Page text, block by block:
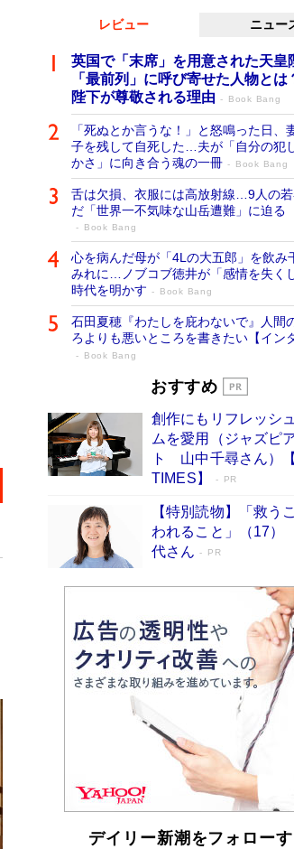
レビュー ニュー
英国で「末席」を用意された天皇
「最前列」に呼び寄せた人物と
陛下が尊敬される理由
Book Bang
「死ぬとか言うな！」と怒鳴った日、
子を残して自死した…夫が「自分の犯
かさ」に向き合う魂の一冊
Book Bang
舌は欠損、衣服には高放射線…9人の
だ「世界一不気味な山岳遭難」に迫る
Book Bang
心を病んだ母が「4Lの大五郎」を飲み
みれに…ノブコブ徳井が「感情を失く
時代を明かす
Book Bang
石田夏穂『わたしを庇わないで』人間
ろよりも悪いところを書きたい【イン
Book Bang
73歳でも働くしかない 「老後レ
「なんで？ そんな馬鹿な……」90歳に
家・阿刀田高さんが、ひとり暮らしの
す
Book Bang
グに『容疑者Xの献身』『白夜行』な
並ぶ［文庫ベストセラー］
Book Bang
和田秀樹の70代、80代向け新書がベス
「『火垂るの墓』は、大嘘である」原
続けた“自責の念”とは…「自己憐憫は描
い」監督が徹底的にこだわったこと（
戦争の記憶
Book Bang
おすすめ
創作にもリフレッシ
ムを愛用（ジャズピ
ト 山中千尋さん）
TIMES】
PR
【特別読物】「救う
われること」（17
代さん
PR
デイリー新潮をフォロー